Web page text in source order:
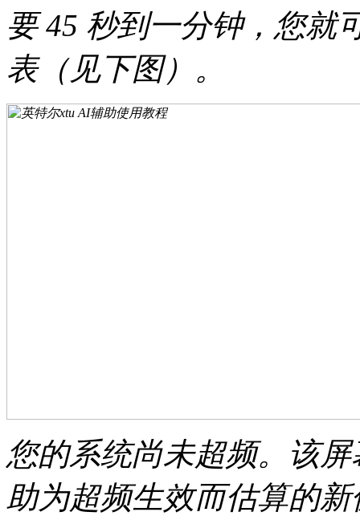
要 45 秒到一分钟，您就
表（见下图）。
您的系统尚未超频。该
助为超频生效而估算的